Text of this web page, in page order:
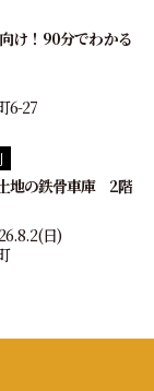
け！90分でわかる
6-27
地の鉄骨車庫 2階
日)